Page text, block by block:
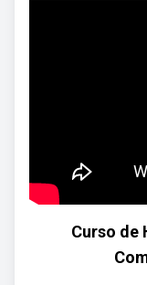
Curso de